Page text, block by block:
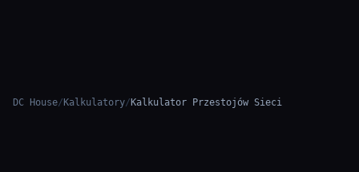
DC House/ Kalkulatory/ Kalkulator Przestojów Sieci